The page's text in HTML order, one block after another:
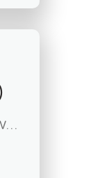
CZERWONY FORTEPIAN S.C EWA URBAŃSKA-FELCZAK, ROBERT KANTOR